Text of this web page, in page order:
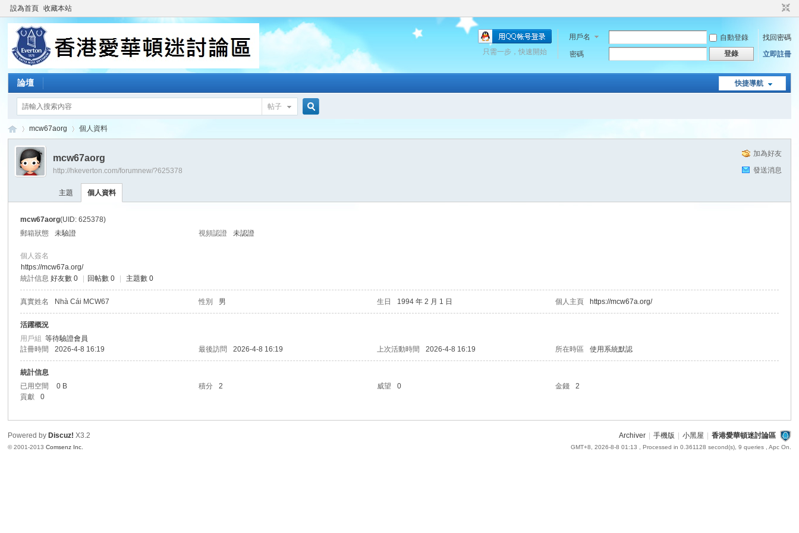
設為首頁 收藏本站
用戶名 自動登錄
找回密碼
密碼
登錄 立即註冊
只需一步，快速開始
快捷導航
論壇
帖子
›
mcw67aorg 個人資料
加為好友
發送消息
mcw67aorg
http://hkeverton.com/forumnew/?625378
主題 個人資料
mcw67aorg(UID: 625378)
郵箱狀態
未驗證 視頻認證 未認證
個人簽名
https://mcw67a.org/
統計信息 好友數 0 回帖數 0 主題數 0
真實姓名 Nhà Cái MCW67 性別 男 生日 1994 年 2 月 1 日 個人主頁 https://mcw67a.org/
活躍概況
用戶組等待驗證會員
註冊時間
2026-4-8 16:19 最後訪問 2026-4-8 16:19 上次活動時間 2026-4-8 16:19 所在時區 使用系統默認
統計信息
已用空間
0 B 積分 2 威望 0 金錢
2
貢獻
0
Archiver 手機版 小黑屋 香港愛華頓迷討論區
GMT+8, 2026-8-8 01:13 , Processed in 0.361128 second(s), 9 queries , Apc On.
Powered by Discuz! X3.2
© 2001-2013Comsenz Inc.